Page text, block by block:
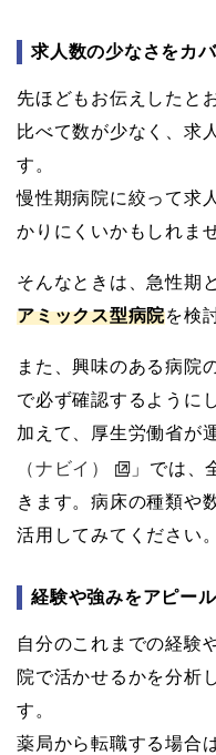
求人数の少なさをカ
先ほどもお伝えしたと
比べて数が少なく、求
す。
慢性期病院に絞って求
かりにくいかもしれま
そんなときは、急性期
アミックス型病院を検
また、興味のある病院
で必ず確認するように
加えて、厚生労働省が
（ナビイ）
」では、
きます。病床の種類や
活用してみてください。
経験や強みをアピー
自分のこれまでの経験
院で活かせるかを分析
す。
薬局から転職する場合